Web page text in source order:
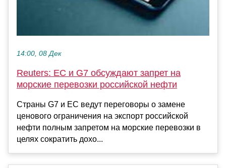
14:00, 08 Дек
Reuters: ЕС и G7 обсуждают запрет на
морские перевозки российской нефти
Страны G7 и ЕС ведут переговоры о замене
ценового ограничения на экспорт российской
нефти полным запретом на морские перевозки в
целях сократить дохо...